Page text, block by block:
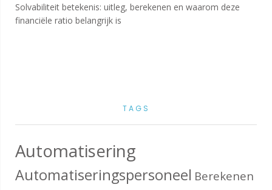
Solvabiliteit betekenis: uitleg, berekenen en waarom deze
financiële ratio belangrijk is
TAGS
Automatisering
Automatiseringspersoneel Berekenen